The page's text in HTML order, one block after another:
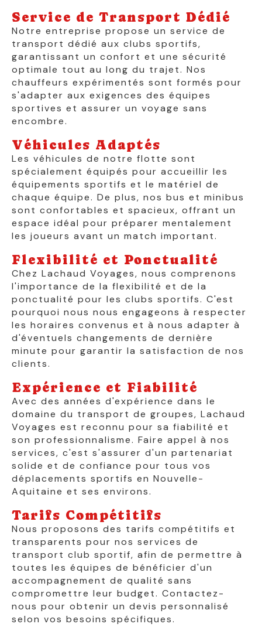
Service de Transport Dédié
Notre entreprise propose un service de
transport dédié aux clubs sportifs,
garantissant un confort et une sécurité
optimale tout au long du trajet. Nos
chauffeurs expérimentés sont formés pour
s'adapter aux exigences des équipes
sportives et assurer un voyage sans
encombre.
Véhicules Adaptés
Les véhicules de notre flotte sont
spécialement équipés pour accueillir les
équipements sportifs et le matériel de
chaque équipe. De plus, nos bus et minibus
sont confortables et spacieux, offrant un
espace idéal pour préparer mentalement
les joueurs avant un match important.
Flexibilité et Ponctualité
Chez Lachaud Voyages, nous comprenons
l'importance de la flexibilité et de la
ponctualité pour les clubs sportifs. C'est
pourquoi nous nous engageons à respecter
les horaires convenus et à nous adapter à
d'éventuels changements de dernière
minute pour garantir la satisfaction de nos
clients.
Expérience et Fiabilité
Avec des années d'expérience dans le
domaine du transport de groupes, Lachaud
Voyages est reconnu pour sa fiabilité et
son professionnalisme. Faire appel à nos
services, c'est s'assurer d'un partenariat
solide et de confiance pour tous vos
déplacements sportifs en Nouvelle-
Aquitaine et ses environs.
Tarifs Compétitifs
Nous proposons des tarifs compétitifs et
transparents pour nos services de
transport club sportif, afin de permettre à
toutes les équipes de bénéficier d'un
accompagnement de qualité sans
compromettre leur budget. Contactez-
nous pour obtenir un devis personnalisé
selon vos besoins spécifiques.